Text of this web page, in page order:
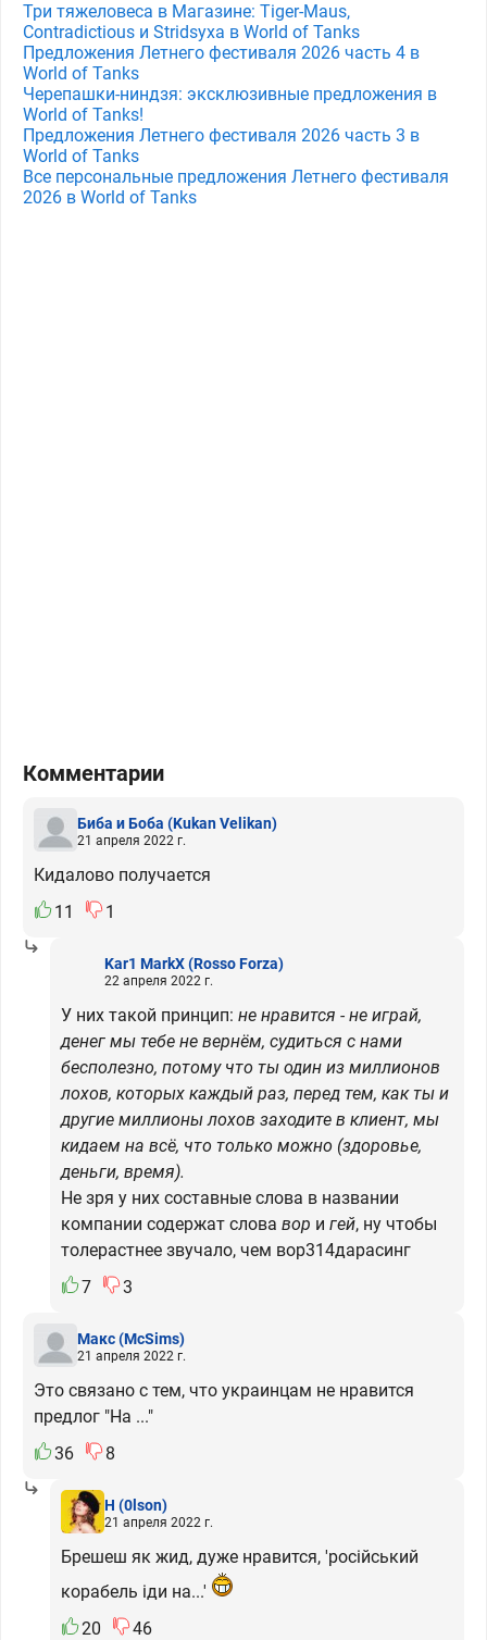
Три тяжеловеса в Магазине: Tiger-Maus,
Contradictious и Stridsyxa в World of Tanks
Предложения Летнего фестиваля 2026 часть 4 в
World of Tanks
Черепашки-ниндзя: эксклюзивные предложения в
World of Tanks!
Предложения Летнего фестиваля 2026 часть 3 в
World of Tanks
Все персональные предложения Летнего фестиваля
2026 в World of Tanks
Комментарии
Биба и Боба (Kukan Velikan)
21 апреля 2022 г.
Кидалово получается
11
1
Kar1 MarkX(Rosso Forza)
22 апреля 2022 г.
У них такой принцип: не нравится - не играй,
денег мы тебе не вернём, судиться с нами
бесполезно, потому что ты один из миллионов
лохов, которых каждый раз, перед тем, как ты и
другие миллионы лохов заходите в клиент, мы
кидаем на всё, что только можно (здоровье,
деньги, время).
Не зря у них составные слова в названии
компании содержат слова вор и гей, ну чтобы
толерастнее звучало, чем вор314дарасинг
7
3
Макс(McSims)
21 апреля 2022 г.
Это связано с тем, что украинцам не нравится
предлог "На ..."
36
8
H (0lson)
21 апреля 2022 г.
Брешеш як жид, дуже нравится, 'російський
корабель іди на...'
20
46